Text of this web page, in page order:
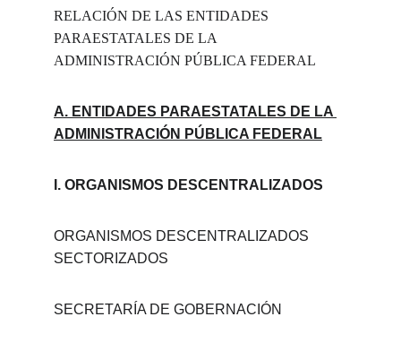
RELACIÓN DE LAS ENTIDADES
PARAESTATALES DE LA
ADMINISTRACIÓN PÚBLICA FEDERAL
A. ENTIDADES PARAESTATALES DE LA
ADMINISTRACIÓN PÚBLICA FEDERAL
I. ORGANISMOS DESCENTRALIZADOS
ORGANISMOS DESCENTRALIZADOS
SECTORIZADOS
SECRETARÍA DE GOBERNACIÓN